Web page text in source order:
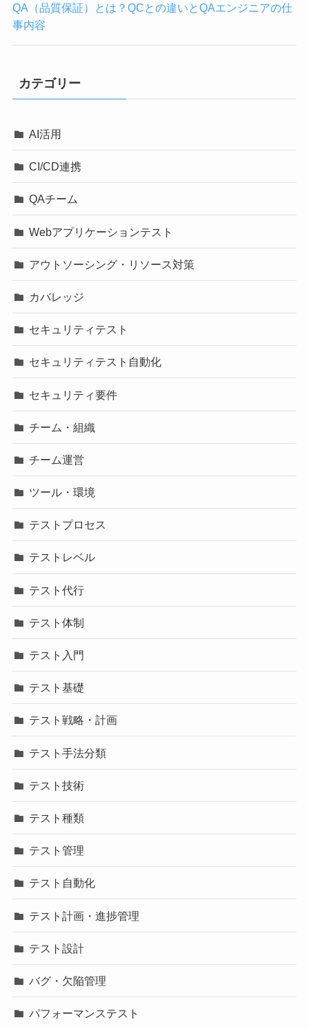
QA（品質保証）とは？QCとの違いとQAエンジニアの仕
事内容
カテゴリー
AI活用
CI/CD連携
QAチーム
Webアプリケーションテスト
アウトソーシング・リソース対策
カバレッジ
セキュリティテスト
セキュリティテスト自動化
セキュリティ要件
チーム・組織
チーム運営
ツール・環境
テストプロセス
テストレベル
テスト代行
テスト体制
テスト入門
テスト基礎
テスト戦略・計画
テスト手法分類
テスト技術
テスト種類
テスト管理
テスト自動化
テスト計画・進捗管理
テスト設計
バグ・欠陥管理
パフォーマンステスト